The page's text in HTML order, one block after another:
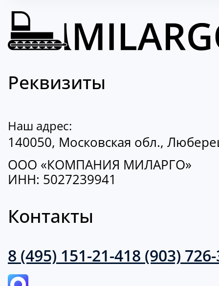
Реквизиты
Наш адрес:
140050, Московская обл.,
ООО «КОМПАНИЯ МИЛАРГО»
ИНН: 5027239941
Контакты
8 (495) 151-21-418 (903)